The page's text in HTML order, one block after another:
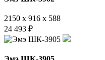
2150 x 916 x 588
24 493 ₽